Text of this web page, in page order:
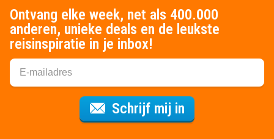
Ontvang elke week, net als 400.000
anderen, unieke deals en de leukste
reisinspiratie in je inbox!
Schrijf mij in